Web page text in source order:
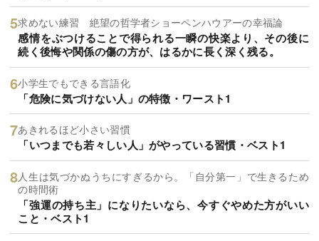
求めない練習 絶望の哲学者ショーペンハウアーの幸福論
感情をぶつけることで得られる一瞬の快楽より、その後に
続く後悔や関係の傷の方が、はるかに長く深く残る。
小学生でもできる言語化
「危険に気づけない人」の特徴・ワースト1
あきれるほど小さい習慣
「いつまでも若々しい人」がやっている習慣・ベスト1
人生は気づかぬうちにすぎるから。「自分第一」で生きるため
の時間術
「強運の持ち主」になりたいなら、今すぐやめた方がいい
こと・ベスト1